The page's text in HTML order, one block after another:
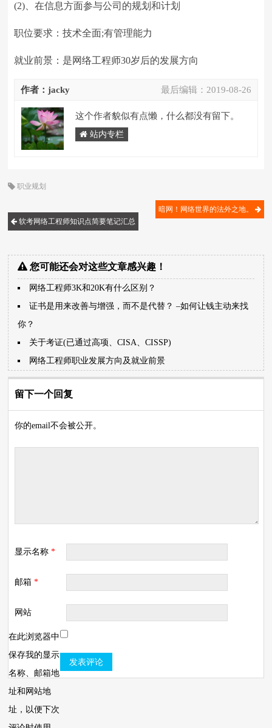
(2)、在信息方面参与公司的规划和计划
职位要求：技术全面;有管理能力
就业前景：是网络工程师30岁后的发展方向
最后编辑： 2019-08-26
作者：jacky
这个作者貌似有点懒，什么都没有留下。
站内专栏
职业规划
软考网络工程师知识点简要笔记汇总
暗网！网络世界的法外之地。
您可能还会对这些文章感兴趣！
网络工程师3K和20K有什么区别？
证书是用来改善与增强，而不是代替？ –如何让钱主动来找
你？
关于考证(已通过高项、CISA、CISSP)
网络工程师职业发展方向及就业前景
留下一个回复
你的email不会被公开。
显示名称*
邮箱*
网站
在此浏览器中
保存我的显示
名称、邮箱地
址和网站地
址，以便下次